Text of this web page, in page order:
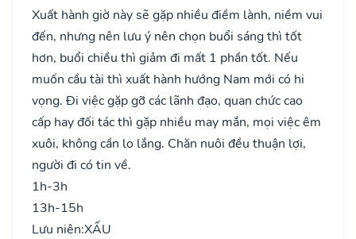
Xuất hành giờ này sẽ gặp nhiều điềm lành, niềm vui
đến, nhưng nên lưu ý nên chọn buổi sáng thì tốt
hơn, buổi chiều thì giảm đi mất 1 phần tốt. Nếu
muốn cầu tài thì xuất hành hướng Nam mới có hi
vọng. Đi việc gặp gỡ các lãnh đạo, quan chức cao
cấp hay đối tác thì gặp nhiều may mắn, mọi việc êm
xuôi, không cần lo lắng. Chăn nuôi đều thuận lợi,
người đi có tin về.
1h-3h
13h-15h
Lưu niên:XẤU